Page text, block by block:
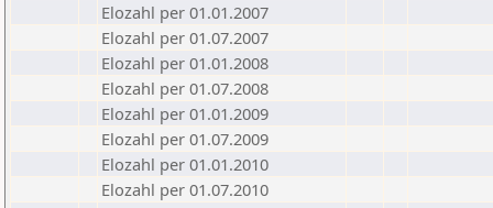
Elozahl per 01.01.2007
Elozahl per 01.07.2007
Elozahl per 01.01.2008
Elozahl per 01.07.2008
Elozahl per 01.01.2009
Elozahl per 01.07.2009
Elozahl per 01.01.2010
Elozahl per 01.07.2010